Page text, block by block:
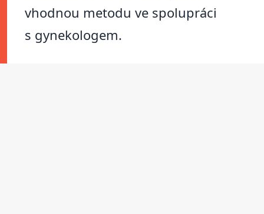
vhodnou metodu ve spolupráci
s gynekologem.